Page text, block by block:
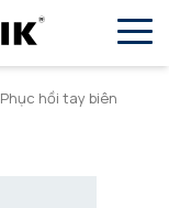
Phục hồi tay biên